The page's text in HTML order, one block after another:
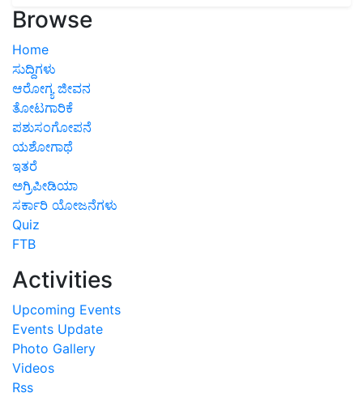
Browse
Home
ಸುದ್ದಿಗಳು
ಆರೋಗ್ಯ ಜೀವನ
ತೋಟಗಾರಿಕೆ
ಪಶುಸಂಗೋಪನೆ
ಯಶೋಗಾಥೆ
ಇತರೆ
ಅಗ್ರಿಪೀಡಿಯಾ
ಸರ್ಕಾರಿ ಯೋಜನೆಗಳು
Quiz
FTB
Activities
Upcoming Events
Events Update
Photo Gallery
Videos
Rss